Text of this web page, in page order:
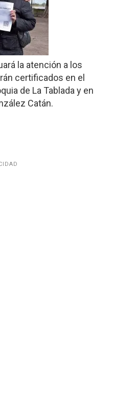
la atención a los
certificados en el
de La Tablada y en
Catán.